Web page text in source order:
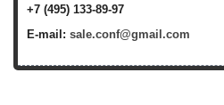
+7 (495) 133-89-97
E-mail: sale.conf@gmail.com